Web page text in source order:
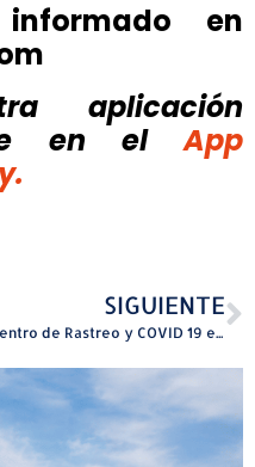
en
aplicación
en el
App
SIGUIENTE
Centro de Rastreo y COVID 19 en Luquillo intensifica campaña preventiva contra el dengue e influenza de cara al inicio del semestre escolar